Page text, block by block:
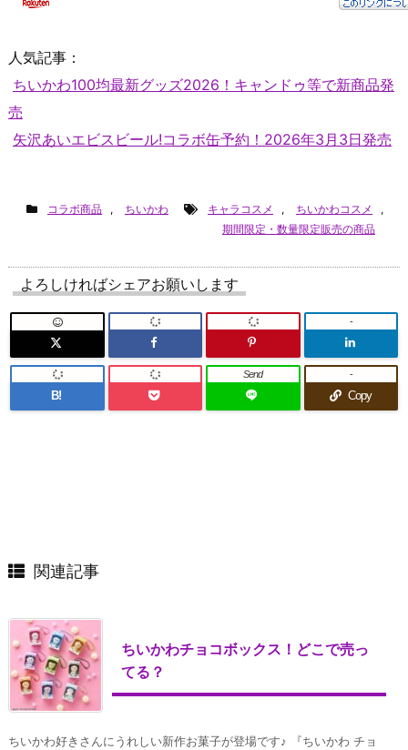
人気記事：
ちいかわ100均最新グッズ2026！キャンドゥ等で新商品発
売
矢沢あいエビスビール!コラボ缶予約！2026年3月3日発売
コラボ商品 , ちいかわ キャラコスメ , ちいかわコスメ
,
期間限定・数量限定販売の商品
よろしければシェアお願いします
-
B!
Send
Copy
-
関連記事
ちいかわチョコボックス！どこで売っ
てる？
ちいかわ好きさんにうれしい新作お菓子が登場です♪ 『ちいかわ チョ